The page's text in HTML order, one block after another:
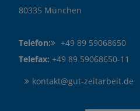
80335 München
Telefon:
+49 89 59068650
Telefax: +49 89 59068650-11
kontakt@gut-zeitarbeit.de